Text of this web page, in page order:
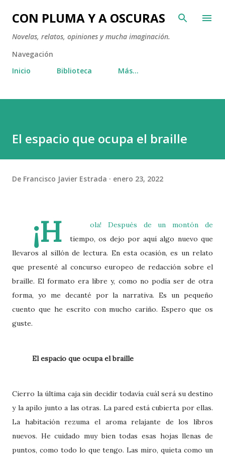
Ir al contenido principal
CON PLUMA Y A OSCURAS
Novelas, relatos, opiniones y mucha imaginación.
Navegación
Inicio
Biblioteca Más…
El espacio que ocupa el braille
De Francisco Javier Estrada enero 23, 2022
¡H
ola! Después de un montón de
tiempo, os dejo por aquí algo nuevo que
llevaros al sillón de lectura. En esta ocasión, es un relato
que presenté al concurso europeo de redacción sobre el
braille. El formato era libre y, como no podía ser de otra
forma, yo me decanté por la narrativa. Es un pequeño
cuento que he escrito con mucho cariño. Espero que os
guste.
El espacio que ocupa el braille
Cierro la última caja sin decidir todavía cuál será su destino
y la apilo junto a las otras. La pared está cubierta por ellas.
La habitación rezuma el aroma relajante de los libros
nuevos. He cuidado muy bien todas esas hojas llenas de
puntos, como todo lo que tengo. Las miro, quieta como un